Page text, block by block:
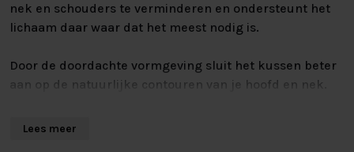
nek en schouders te verminderen en ondersteunt het
lichaam daar waar dat het meest nodig is.
Door de doordachte vormgeving sluit het kussen beter
aan op de natuurlijke contouren van je hoofd en nek.
slaaphouding, wat kan bijdragen aan het verminderen
Lees meer